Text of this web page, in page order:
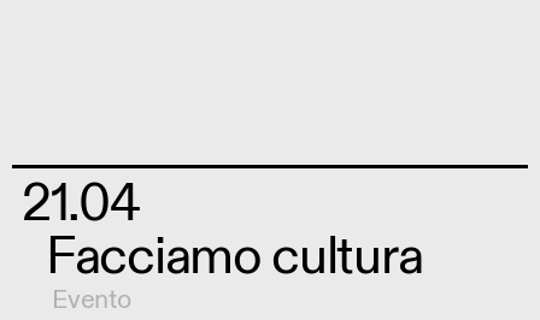
21.04
Facciamo cultura
Evento